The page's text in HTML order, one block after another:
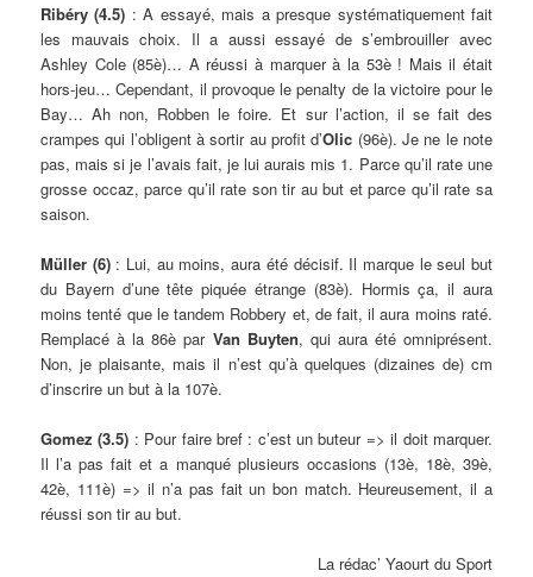
Ribéry (4.5) : A essayé, mais a presque systématiquement fait
les mauvais choix. Il a aussi essayé de s’embrouiller avec
Ashley Cole (85è)… A réussi à marquer à la 53è ! Mais il était
hors-jeu… Cependant, il provoque le penalty de la victoire pour le
Bay… Ah non, Robben le foire. Et sur l’action, il se fait des
crampes qui l’obligent à sortir au profit d’Olic (96è). Je ne le note
pas, mais si je l’avais fait, je lui aurais mis 1. Parce qu’il rate une
grosse occaz, parce qu’il rate son tir au but et parce qu’il rate sa
saison.
Müller (6) : Lui, au moins, aura été décisif. Il marque le seul but
du Bayern d’une tête piquée étrange (83è). Hormis ça, il aura
moins tenté que le tandem Robbery et, de fait, il aura moins raté.
Remplacé à la 86è par Van Buyten, qui aura été omniprésent.
Non, je plaisante, mais il n’est qu’à quelques (dizaines de) cm
d’inscrire un but à la 107è.
Gomez (3.5) : Pour faire bref : c’est un buteur => il doit marquer.
Il l’a pas fait et a manqué plusieurs occasions (13è, 18è, 39è,
42è, 111è) => il n’a pas fait un bon match. Heureusement, il a
réussi son tir au but.
La rédac’ Yaourt du Sport